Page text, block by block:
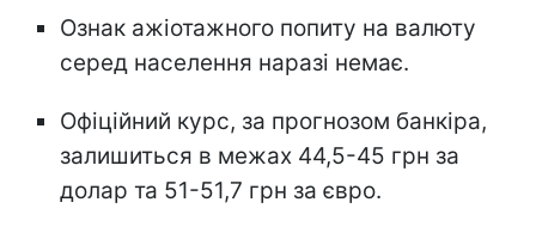
Ознак ажіотажного попиту на валюту
серед населення наразі немає.
Офіційний курс, за прогнозом банкіра,
залишиться в межах 44,5-45 грн за
долар та 51-51,7 грн за євро.